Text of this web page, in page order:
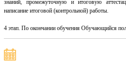
знаний, промежуточную и итоговую
написание итоговой (контрольной) работы.
4 этап. По окончании обучения Обучающийся